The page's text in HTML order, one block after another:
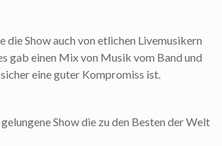
die Show auch von etlichen Livemusikern
gab einen Mix von Musik vom Band und
eine guter Kompromiss ist.
Show die zu den Besten der Welt